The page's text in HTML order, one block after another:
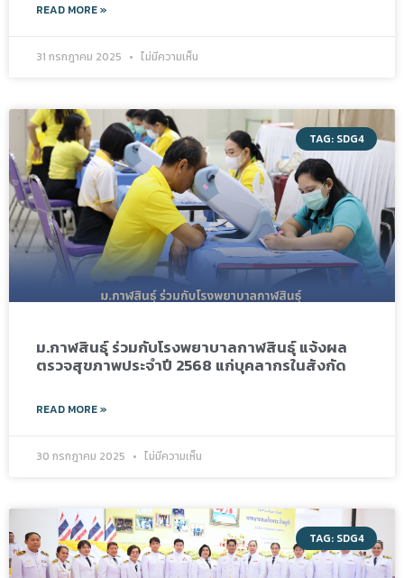
READ MORE »
31 กรกฎาคม 2025 ไม่มีความเห็น
TAG: SDG4
ม.กาฬสินธุ์ ร่วมกับโรงพยาบาลกาฬสินธุ์ แจ้งผล
ตรวจสุขภาพประจำปี 2568 แก่บุคลากรในสังกัด
READ MORE »
30 กรกฎาคม 2025 ไม่มีความเห็น
TAG: SDG4